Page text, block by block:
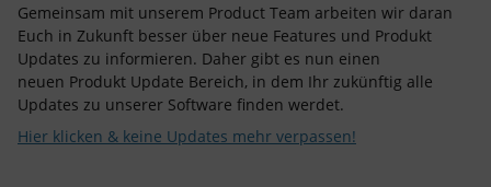
Gemeinsam mit unserem Product Team arbeiten wir daran
Euch in Zukunft besser über neue Features und Produkt
Updates zu informieren. Daher gibt es nun einen
neuen Produkt Update Bereich, in dem Ihr zukünftig alle
Updates zu unserer Software finden werdet.
Hier klicken & keine Updates mehr verpassen!